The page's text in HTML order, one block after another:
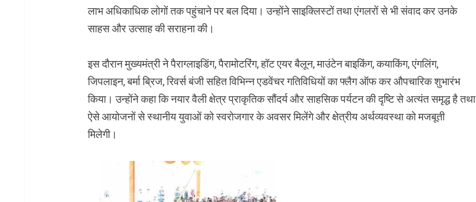
लाभ अधिकाधिक लोगों तक पहुंचाने पर बल दिया। उन्होंने साइक्लिस्टों तथा एंगलरों से भी संवाद कर उनके
साहस और उत्साह की सराहना की।
इस दौरान मुख्यमंत्री ने पैराग्लाइडिंग, पैरामोटरिंग, हॉट एयर बैलून, माउंटेन बाइकिंग, कयाकिंग, एंगलिंग,
जिपलाइन, बर्मा ब्रिज, रिवर्स बंजी सहित विभिन्न एडवेंचर गतिविधियों का फ्लैग ऑफ कर औपचारिक शुभारंभ
किया। उन्होंने कहा कि नयार वैली क्षेत्र प्राकृतिक सौंदर्य और साहसिक पर्यटन की दृष्टि से अत्यंत समृद्ध है तथा
ऐसे आयोजनों से स्थानीय युवाओं को स्वरोजगार के अवसर मिलेंगे और क्षेत्रीय अर्थव्यवस्था को मजबूती
मिलेगी।